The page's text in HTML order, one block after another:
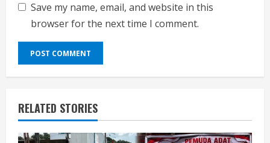
Save my name, email, and website in this
browser for the next time I comment.
RELATED STORIES